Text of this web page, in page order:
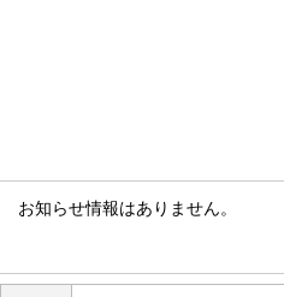
お知らせ情報はありません。